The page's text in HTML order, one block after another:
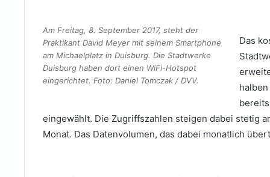
Am Freitag, 8. September 2017, steht der
Praktikant David Meyer mit seinem Smartphone
am Michaelplatz in Duisburg. Die Stadtwerke
Duisburg haben dort einen WiFi-Hotspot
eingerichtet. Foto: Daniel Tomczak / DVV.
Das
eingewählt. Die Zugriffszahlen steigen dabei stetig
Monat. Das Datenvolumen, das dabei monatlich